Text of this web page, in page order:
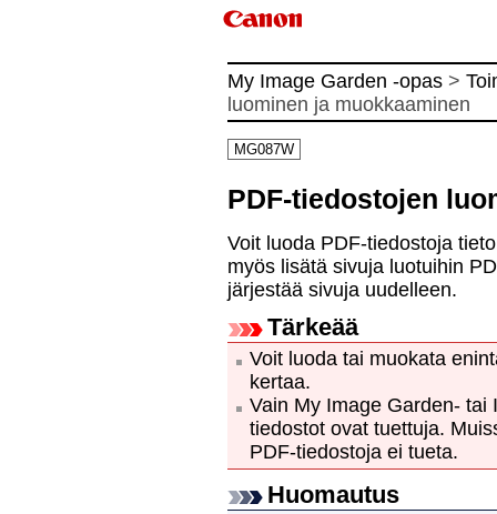
My Image Garden -opas >
luominen ja muokkaaminen
MG087W
PDF-tiedostojen
Voit luoda PDF-tiedostoja
myös lisätä sivuja luotuihin
järjestää sivuja uudelleen.
Tärkeää
Voit luoda tai muokata
kertaa.
Vain My Image Garden- tai
tiedostot ovat tuettuja.
PDF-tiedostoja ei tueta.
Huomautus